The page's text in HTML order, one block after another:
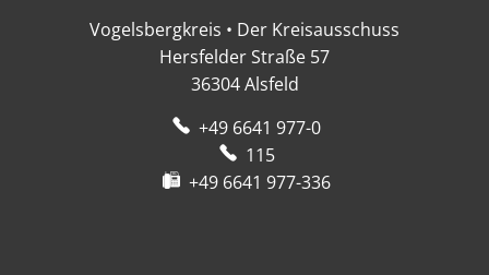
Vogelsbergkreis • Der Kreisausschuss
Hersfelder Straße 57
36304 Alsfeld
+49 6641 977-0
115
+49 6641 977-336